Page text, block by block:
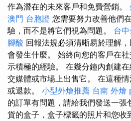
作為潛在的未來客戶和免費營銷。
澳門 台胞證 您需要努力改善他們
驗，而不是將它們視為問題。 台
腳酸 回報法規必須清晰易於理解
會發生什麼。 始終向您的客戶在
示積極的經驗。 在幾分鐘內創建
交媒體或市場上出售它。 在這種
或退款。 小型外燴推薦 台南 外燴
的訂單有問題，請給我們發送一張
貨的盒子，盒子標籤的照片和您收